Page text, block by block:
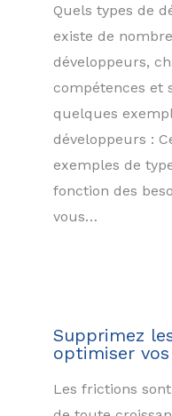
Quels types de
existe de
développeurs,
compétences et
quelques
développeurs :
exemples de
fonction des
vous…
Supprimez
optimiser
Les frictions